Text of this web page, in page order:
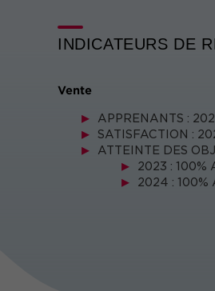
INDICATEURS DE
Vente
APPRENANTS :
SATISFACTION :
ATTEINTE DES
2023 : 100%
2024 : 100%